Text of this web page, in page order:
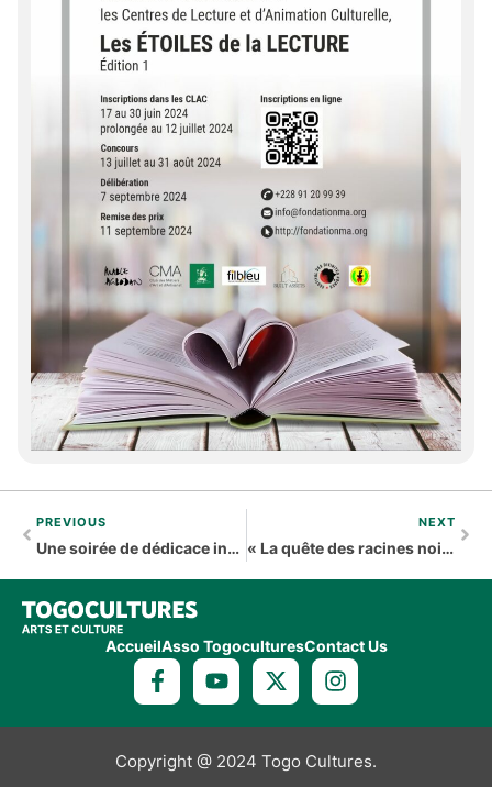
PREVIOUS
Une soirée de dédicace inhabituelle
NEXT
« La quête des racines noires passe par la « Rome Noire », Salvator de Bahia »
AccueilAsso TogoculturesContact Us
Copyright @ 2024 Togo Cultures.